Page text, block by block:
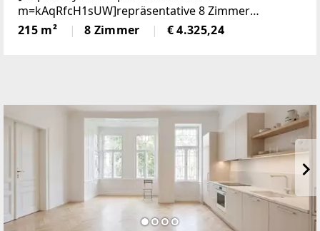
m=kAqRfcH1sUW]repräsentative 8 Zimmer
Wohnung mit zwei Eingängen in gepflegtem
Altbauhaus zu vermieten,2. Liftstock, die U4 Station
215 m² 8 Zimmer € 4.325,24